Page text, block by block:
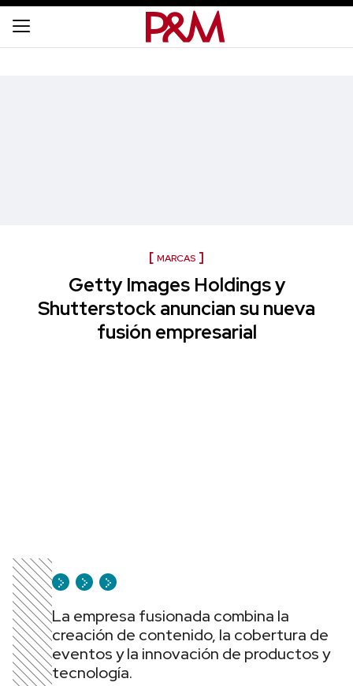
MARCAS
Getty Images Holdings y
Shutterstock anuncian su nueva
fusión empresarial
La empresa fusionada combina la
creación de contenido, la cobertura de
eventos y la innovación de productos y
tecnología.